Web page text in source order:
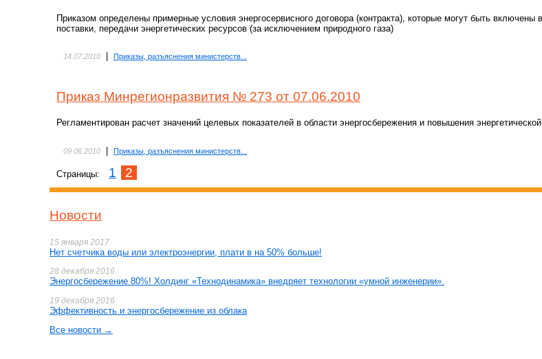
Приказом определены примерные условия энергосервисного договора (контракта), которые могут быть включены
поставки, передачи энергетических ресурсов (за исключением природного газа)
14.07.2010 Приказы, разъяснения министерств...
Приказ Минрегионразвития № 273 от 07.06.2010
Регламентирован расчет значений целевых показателей в области энергосбережения и повышения
09.06.2010 | Приказы, разъяснения министерств...
Страницы: 1 2
Новости
15 января 2017
Нет счетчика воды или электроэнергии, плати в на 50% больше!
28 декабря 2016
Энергосбережение 80%! Холдинг «Технодинамика» внедряет технологии «умной инженерии».
19 декабря 2016
Эффективность и энергосбережение из облака
Все новости →